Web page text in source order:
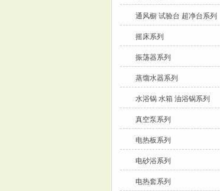
通风橱 试验台 超净台系列
摇床系列
振荡器系列
蒸馏水器系列
水浴锅 水箱 油浴锅系列
真空泵系列
电热板系列
电砂浴系列
电热套系列